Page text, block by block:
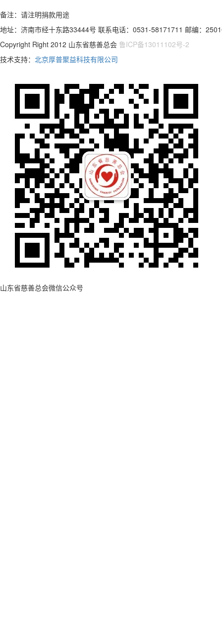
备注：请注明捐款用途
地址：济南市经十东路33444号 联系电话：0531-58171711 邮编：
Copyright Right 2012 山东省慈善总会 鲁ICP备13011102号-2
技术支持： 北京厚普聚益科技有限公司
山东省慈善总会微信公众号